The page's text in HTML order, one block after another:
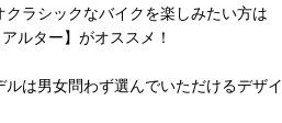
クラシックなバイクを楽しみたい方は
アルター】がオススメ！
ルは男女問わず選んでいただけるデザイ